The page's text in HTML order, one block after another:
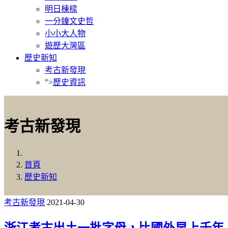
明日棟樑
一分鐘文史哲
小小大人物
遊歷大灣區
歷史新知
考古新發現
">歷史資訊
考古新發現
首頁
歷史新知
考古新發現 2021-04-30